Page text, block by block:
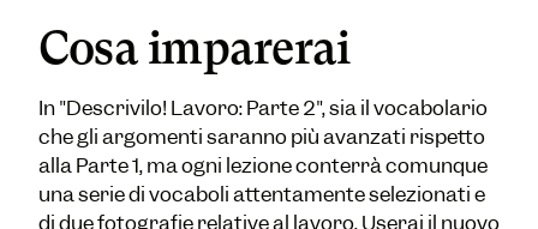
Cosa imparerai
In "Descrivilo! Lavoro: Parte 2", sia il vocabolario
che gli argomenti saranno più avanzati rispetto
alla Parte 1, ma ogni lezione conterrà comunque
una serie di vocaboli attentamente selezionati e
di due fotografie relative al lavoro. Userai il nuovo